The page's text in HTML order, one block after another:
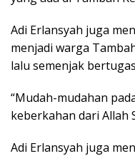
Adi Erlansyah juga
menjadi warga
lalu semenjak
“Mudah-mudahan
keberkahan dari Allah
Adi Erlansyah juga